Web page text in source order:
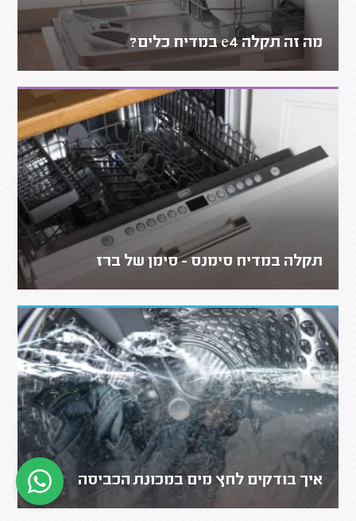
מה זה תקלה e4 במדיח כלים?
תקלה במדיח סימנס - סימן של ברז
איך בודקים לחץ מים במכונת הכביסה